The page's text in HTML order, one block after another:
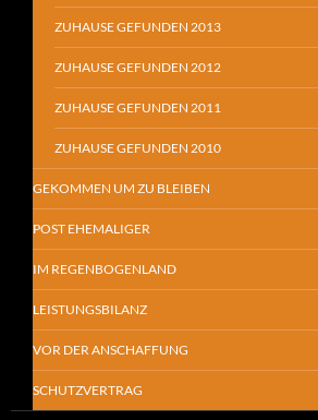
ZUHAUSE GEFUNDEN 2013
ZUHAUSE GEFUNDEN 2012
ZUHAUSE GEFUNDEN 2011
ZUHAUSE GEFUNDEN 2010
GEKOMMEN UM ZU BLEIBEN
POST EHEMALIGER
IM REGENBOGENLAND
LEISTUNGSBILANZ
VOR DER ANSCHAFFUNG
SCHUTZVERTRAG